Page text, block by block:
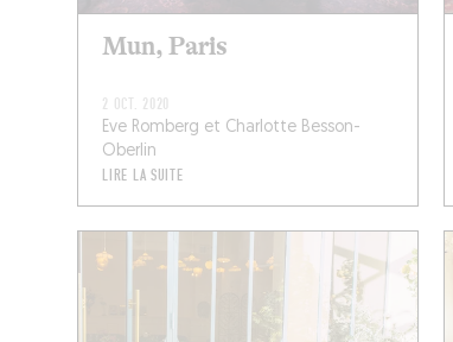
Mun, Paris
2 OCT. 2020
Eve Romberg et Charlotte Besson-
Oberlin
LIRE LA SUITE